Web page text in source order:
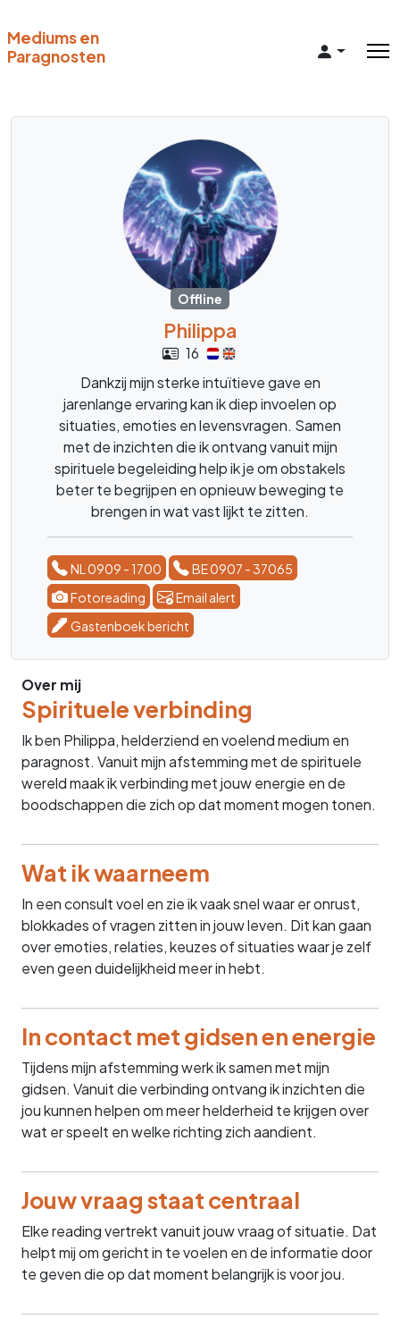
Mediums en
Paragnosten
Offline
Philippa
16
Dankzij mijn sterke intuïtieve gave en
jarenlange ervaring kan ik diep invoelen op
situaties, emoties en levensvragen. Samen
met de inzichten die ik ontvang vanuit mijn
spirituele begeleiding help ik je om obstakels
beter te begrijpen en opnieuw beweging te
brengen in wat vast lijkt te zitten.
NL 0909 - 1700
BE 0907 - 37065
Fotoreading
Email alert
Gastenboek bericht
Over mij
Spirituele verbinding
Ik ben Philippa, helderziend en voelend medium en
paragnost. Vanuit mijn afstemming met de spirituele
wereld maak ik verbinding met jouw energie en de
boodschappen die zich op dat moment mogen tonen.
Wat ik waarneem
In een consult voel en zie ik vaak snel waar er onrust,
blokkades of vragen zitten in jouw leven. Dit kan gaan
over emoties, relaties, keuzes of situaties waar je zelf
even geen duidelijkheid meer in hebt.
In contact met gidsen en energie
Tijdens mijn afstemming werk ik samen met mijn
gidsen. Vanuit die verbinding ontvang ik inzichten die
jou kunnen helpen om meer helderheid te krijgen over
wat er speelt en welke richting zich aandient.
Jouw vraag staat centraal
Elke reading vertrekt vanuit jouw vraag of situatie. Dat
helpt mij om gericht in te voelen en de informatie door
te geven die op dat moment belangrijk is voor jou.